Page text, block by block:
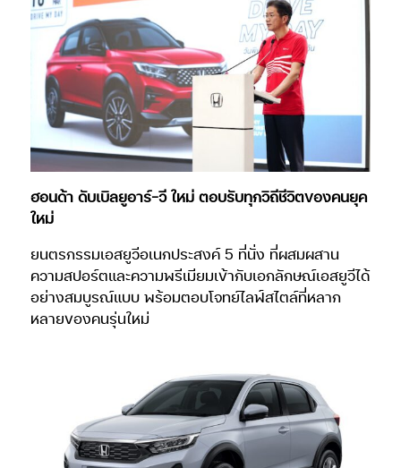
ฮอนด้า ดับเบิลยูอาร์-วี ใหม่ ตอบรับทุกวิถีชีวิตของคนยุค
ใหม่
ยนตรกรรมเอสยูวีอเนกประสงค์ 5 ที่นั่ง ที่ผสมผสาน
ความสปอร์ตและความพรีเมียมเข้ากับเอกลักษณ์เอสยูวีได้
อย่างสมบูรณ์แบบ พร้อมตอบโจทย์ไลฟ์สไตล์ที่หลาก
หลายของคนรุ่นใหม่